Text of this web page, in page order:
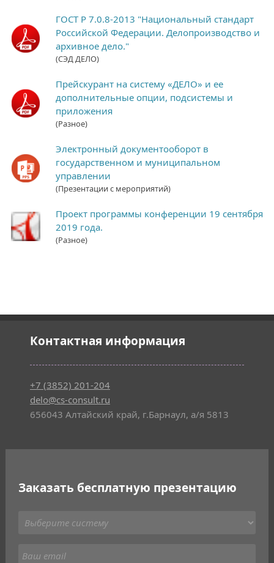
ГОСТ Р 7.0.8-2013 "Национальный стандарт
Российской Федерации. Делопроизводство и
архивное дело."
(СЭД ДЕЛО)
Прейскурант на систему «ДЕЛО» и ее
дополнительные опции, подсистемы и
приложения
(Разное)
Электронный документооборот в
государственном и муниципальном
управлении
(Презентации с мероприятий)
Проект программы конференции 19 сентября
2019 года.
(Разное)
Контактная информация
+7 (3852) 201-204
delo@cs-consult.ru
656043 Алтайский край, г.Барнаул, а/я 5813
Заказать бесплатную презентацию